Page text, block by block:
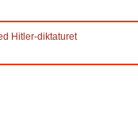
Hitler-diktaturet